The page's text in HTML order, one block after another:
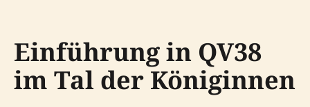
Einführung in QV38
im Tal der Königinnen